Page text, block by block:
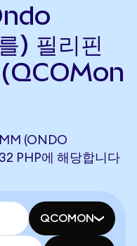
) 필리핀
(QCOMon
(ONDO
PHP에 해당합니다
QCOMON